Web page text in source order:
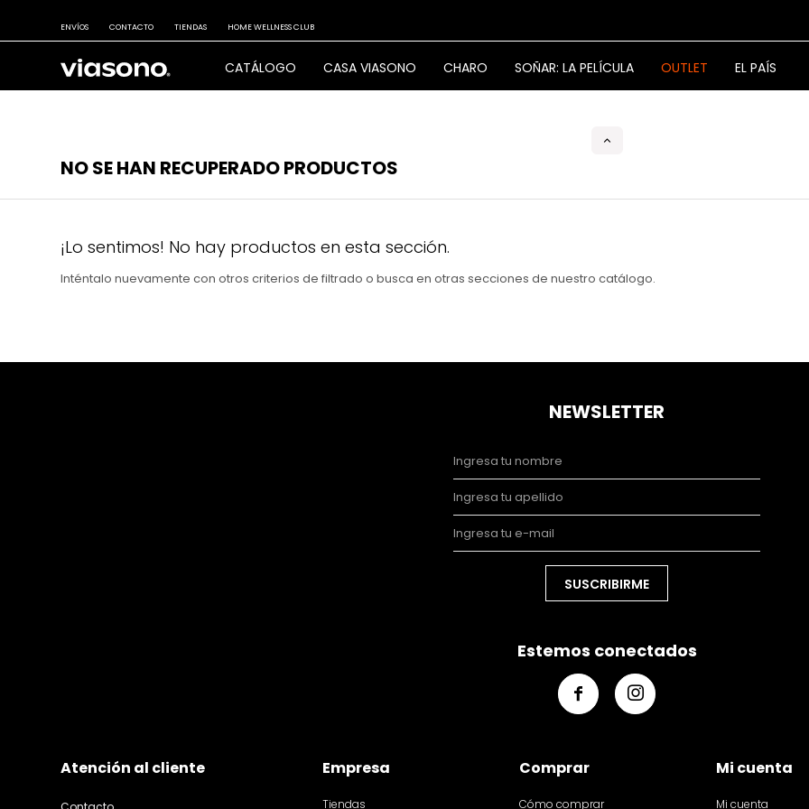
CATÁLOGO CASA VIASONO CHARO SOÑAR: LA PELÍCULA OUTLET EL PAÍS
ENVÍOS CONTACTO TIENDAS HOME WELLNESS CLUB
NO SE HAN RECUPERADO PRODUCTOS
¡Lo sentimos! No hay productos en esta sección.
Inténtalo nuevamente con otros criterios de filtrado o busca en otras secciones de nuestro catálogo.
Atención al cliente Empresa
Tiendas
Comprar
Cómo comprar
Mi cuenta
Mi cuenta
NEWSLETTER
SUSCRIBIRME
Estemos conectados
 